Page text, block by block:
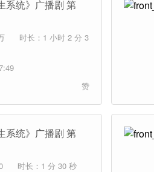
系统》广播剧 第
时长：1 小时 2 分 3
赞
系统》广播剧 第
时长：1 分 30 秒